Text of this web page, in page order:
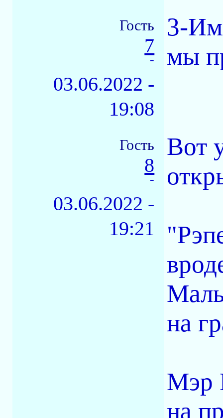
Гость
7
-
03.06.2022 -
19:08
3-
мы
Гость
8
-
03.06.2022 -
19:21
Вот
на
Мэр
на